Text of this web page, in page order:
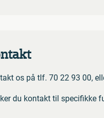
os på tlf. 70 22 93 00,
du kontakt til specifikke